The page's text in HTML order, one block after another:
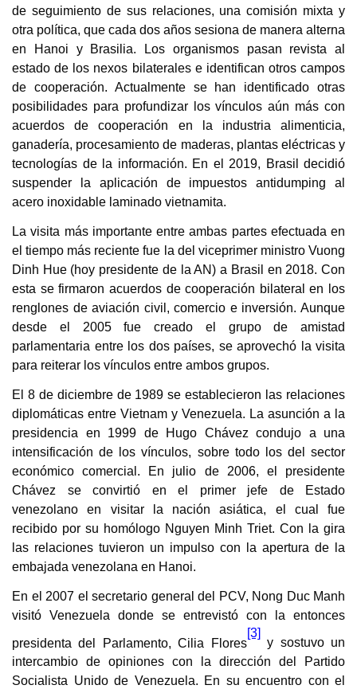
de seguimiento de sus relaciones, una comisión mixta y
otra política, que cada dos años sesiona de manera alterna
en Hanoi y Brasilia. Los organismos pasan revista al
estado de los nexos bilaterales e identifican otros campos
de cooperación. Actualmente se han identificado otras
posibilidades para profundizar los vínculos aún más con
acuerdos de cooperación en la industria alimenticia,
ganadería, procesamiento de maderas, plantas eléctricas y
tecnologías de la información. En el 2019, Brasil decidió
suspender la aplicación de impuestos antidumping al
acero inoxidable laminado vietnamita.
La visita más importante entre ambas partes efectuada en
el tiempo más reciente fue la del viceprimer ministro Vuong
Dinh Hue (hoy presidente de la AN) a Brasil en 2018. Con
esta se firmaron acuerdos de cooperación bilateral en los
renglones de aviación civil, comercio e inversión. Aunque
desde el 2005 fue creado el grupo de amistad
parlamentaria entre los dos países, se aprovechó la visita
para reiterar los vínculos entre ambos grupos.
El 8 de diciembre de 1989 se establecieron las relaciones
diplomáticas entre Vietnam y Venezuela. La asunción a la
presidencia en 1999 de Hugo Chávez condujo a una
intensificación de los vínculos, sobre todo los del sector
económico comercial. En julio de 2006, el presidente
Chávez se convirtió en el primer jefe de Estado
venezolano en visitar la nación asiática, el cual fue
recibido por su homólogo Nguyen Minh Triet. Con la gira
las relaciones tuvieron un impulso con la apertura de la
embajada venezolana en Hanoi.
En el 2007 el secretario general del PCV, Nong Duc Manh
visitó Venezuela donde se entrevistó con la entonces
presidenta del Parlamento, Cilia Flores
[3]
y sostuvo un
intercambio de opiniones con la dirección del Partido
Socialista Unido de Venezuela. En su encuentro con el